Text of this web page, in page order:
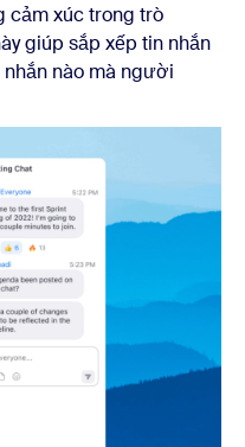
cảm xúc trong trò
giúp sắp xếp tin nhắn
nào mà người